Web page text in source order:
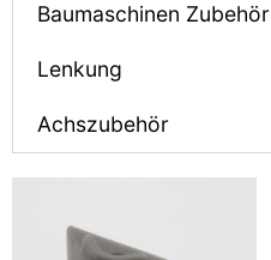
Baumaschinen Zubehör
Lenkung
Achszubehör